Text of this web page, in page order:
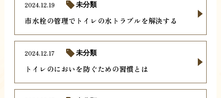
市水栓の管理でトイレの水トラブルを解決する
2024.12.19 未分類
トイレのにおいを防ぐための習慣とは
2024.12.17 未分類